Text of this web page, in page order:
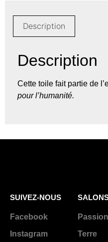
Description
Description
Cette toile fait partie de
pour l’humanité.
SUIVEZ-NOUS
Facebook
Instagram
Passion
Terre